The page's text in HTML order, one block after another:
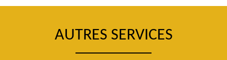
AUTRES SERVICES